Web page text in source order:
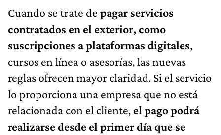
Cuando se trate de pagar servicios
contratados en el exterior, como
suscripciones a plataformas digitales,
cursos en línea o asesorías, las nuevas
reglas ofrecen mayor claridad. Si el servicio
lo proporciona una empresa que no está
relacionada con el cliente, el pago podrá
realizarse desde el primer día que se